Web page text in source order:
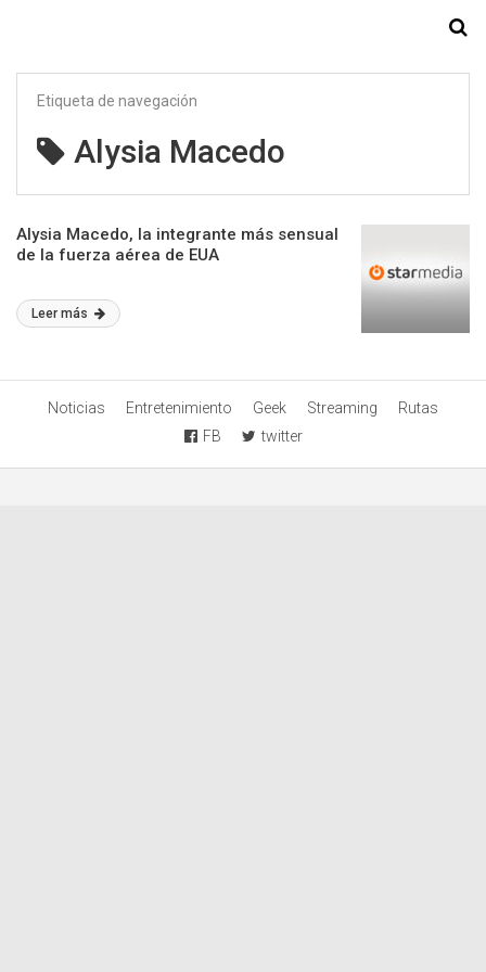
Etiqueta de navegación
Alysia Macedo
Alysia Macedo, la integrante más sensual
de la fuerza aérea de EUA
Leer más
Noticias Entretenimiento Geek Streaming
Rutas
FB
twitter